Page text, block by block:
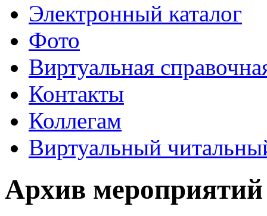
Электронный каталог
Фото
Виртуальная
Контакты
Коллегам
Виртуальный
Архив мероприятий